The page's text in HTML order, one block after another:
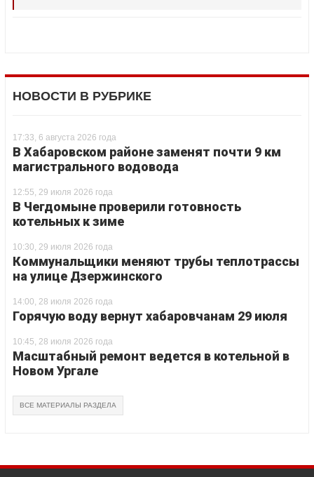
НОВОСТИ В РУБРИКЕ
17:33, 6 августа 2026 года
В Хабаровском районе заменят почти 9 км
магистрального водовода
12:55, 29 июля 2026 года
В Чегдомыне проверили готовность
котельных к зиме
10:30, 29 июля 2026 года
Коммунальщики меняют трубы теплотрассы
на улице Дзержинского
14:00, 28 июля 2026 года
Горячую воду вернут хабаровчанам 29 июля
10:45, 28 июля 2026 года
Масштабный ремонт ведется в котельной в
Новом Ургале
ВСЕ МАТЕРИАЛЫ РАЗДЕЛА